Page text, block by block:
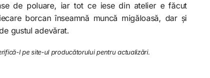
de poluare, iar tot ce iese din atelier e făcut
borcan înseamnă muncă migăloasă, dar și
gustul adevărat.
l pe site-ul producătorului pentru actualizări.